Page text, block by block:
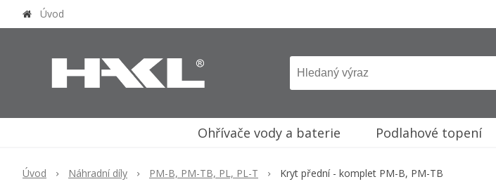
Úvod
Ohřívače vody a baterie Podlahové topení
Úvod Náhradní díly PM-B, PM-TB, PL, PL-T Kryt přední - komplet PM-B, PM-TB